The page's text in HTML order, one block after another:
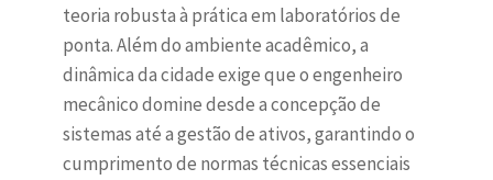
teoria robusta à prática em laboratórios de
ponta. Além do ambiente acadêmico, a
dinâmica da cidade exige que o engenheiro
mecânico domine desde a concepção de
sistemas até a gestão de ativos, garantindo o
cumprimento de normas técnicas essenciais